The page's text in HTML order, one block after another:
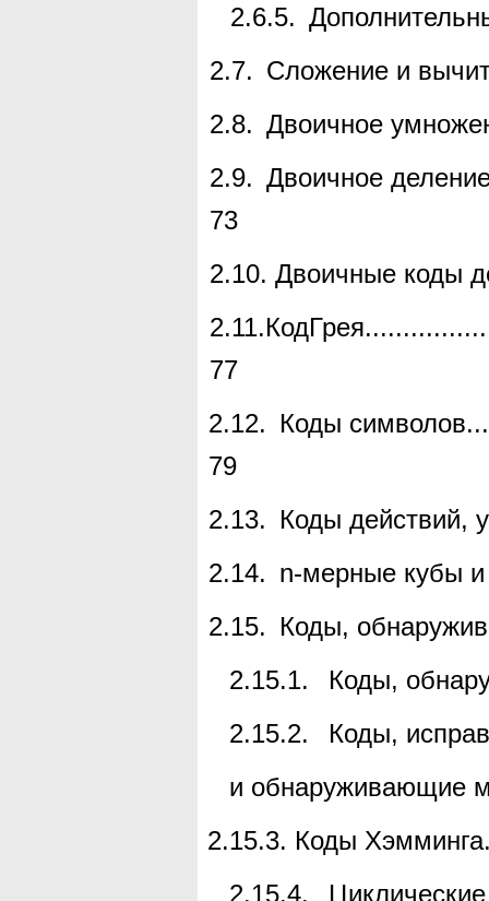
2.6.5.
2.7. Сложение и
2.8. Двоичное
2.9. Двоичное
73
2.10. Двоичные коды
2.11.КодГрея
77
2.12. Коды символов
79
2.13. Коды действий,
2.14. n-мерные кубы и
2.15. Коды,
2.15.1.
Коды,
2.15.2.
Коды,
и обнаруживающие
2.15.3. Коды Хэмминга
2.15.4.